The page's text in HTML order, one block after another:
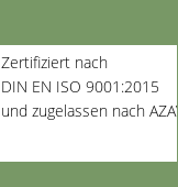
Zertifiziert nach
DIN EN ISO 9001:2015
und zugelassen nach AZAV